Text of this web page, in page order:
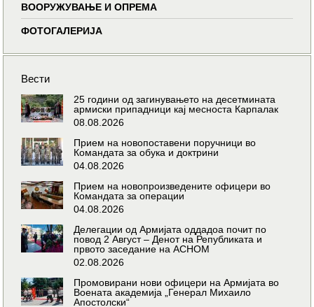
ВООРУЖУВАЊЕ И ОПРЕМА
ФОТОГАЛЕРИЈА
Вести
25 години од загинувањето на десетмината
армиски припадници кај месноста Карпалак
08.08.2026
Прием на новопоставени поручници во
Командата за обука и доктрини
04.08.2026
Прием на новопроизведените офицери во
Командата за операции
04.08.2026
Делегации од Армијата оддадоа почит по
повод 2 Август – Денот на Републиката и
првото заседание на АСНОМ
02.08.2026
Промовирани нови офицери на Армијата во
Воената академија „Генерал Михаило
Апостолски“